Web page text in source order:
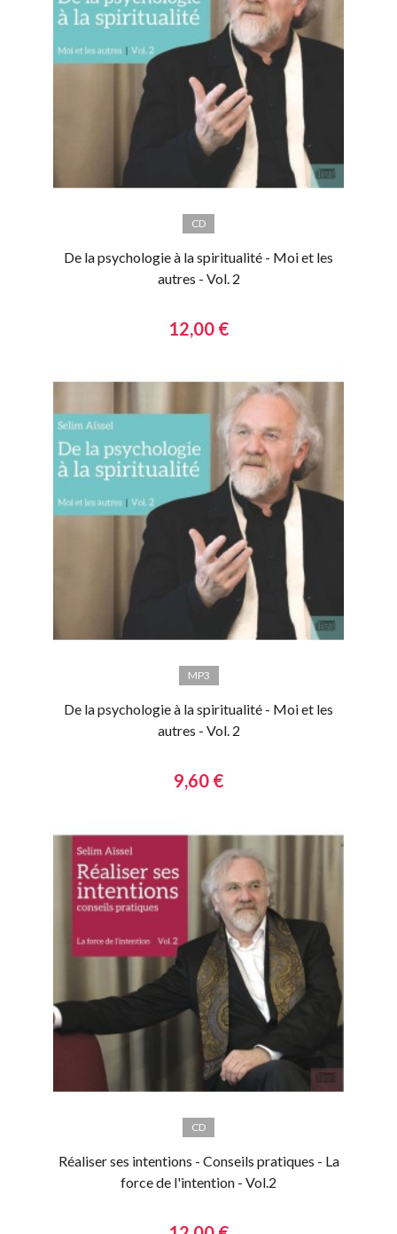
CD
De la psychologie à la spiritualité - Moi et les
autres - Vol. 2
12,00 €
MP3
De la psychologie à la spiritualité - Moi et les
autres - Vol. 2
9,60 €
CD
Réaliser ses intentions - Conseils pratiques - La
force de l'intention - Vol.2